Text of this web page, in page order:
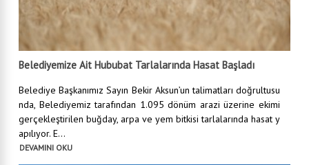
Belediyemize Ait Hububat Tarlalarında Hasat Başladı
Belediye Başkanımız Sayın Bekir Aksun’un talimatları doğrultusu
nda, Belediyemiz tarafından 1.095 dönüm arazi üzerine ekimi
gerçekleştirilen buğday, arpa ve yem bitkisi tarlalarında hasat y
apılıyor. E...
DEVAMINI OKU